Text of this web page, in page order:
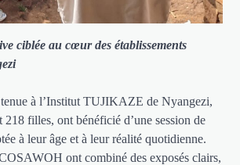
ciblée au cœur des établissements
tenue à l’Institut TUJIKAZE de Nyangezi,
218 filles, ont bénéficié d’une session de
à leur âge et à leur réalité quotidienne.
ont combiné des exposés clairs,